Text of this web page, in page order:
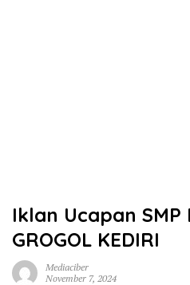
Iklan Ucapan SMP
GROGOL KEDIRI
Mediaciber
November 7, 2024